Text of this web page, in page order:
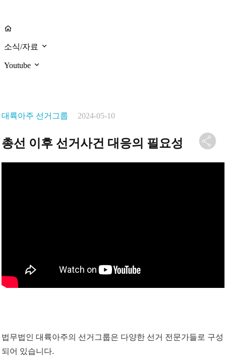
소식/자료
Youtube
대륙아주 선거그룹 2024-05-10
총선 이후 선거사건 대응의 필요성
법무법인 대륙아주의 선거그룹은 다양한 선거 전문가들로 구성
되어 있습니다.